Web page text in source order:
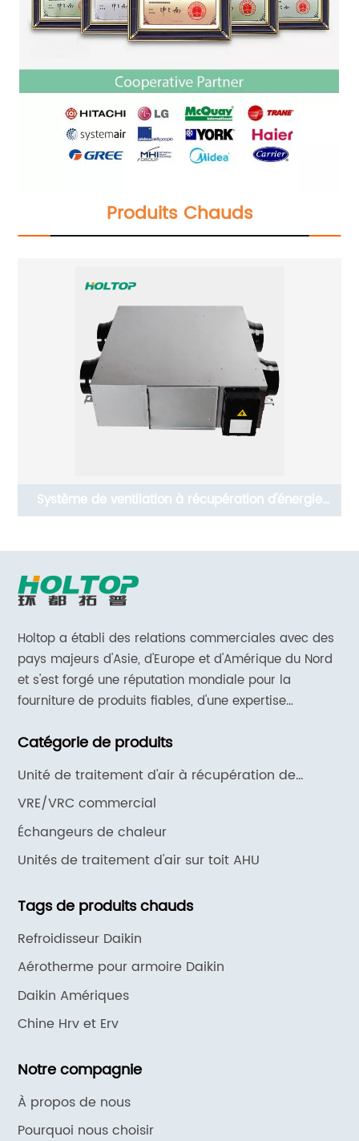
Produits Chauds
Pièces en option - Filtre secondaire HEPA / Filtre
Holtop a établi des relations commerciales avec des
pays majeurs d'Asie, d'Europe et d'Amérique du Nord
et s'est forgé une réputation mondiale pour la
fourniture de produits fiables, d'une expertise
et de services réactifs.
Catégorie de produits
Unité de traitement d'air à récupération de
chaleur HJK
VRE/VRC commercial
Échangeurs de chaleur
Unités de traitement d'air sur toit AHU
Tags de produits chauds
Refroidisseur Daikin
Aérotherme pour armoire Daikin
Daikin Amériques
Chine Hrv et Erv
Notre compagnie
À propos de nous
Pourquoi nous choisir